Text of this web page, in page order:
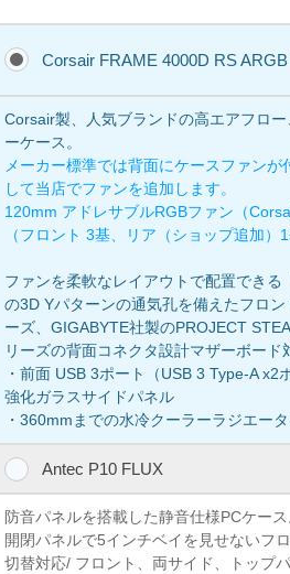
Corsair FRAME 4000D RS
Corsair製、人気ブランドの高エアフロ
ーケース。
メーカー標準では背面にケースファン
して当店でファンを追加します。
120mm アドレサブルRGBファン（
（フロント 3基、リア（ショップ追加）1
ファンを柔軟なレイアウトで配置でき
の3D Yパターンの通気孔を備えたフロ
ーズ、GIGABYTE社製のPROJECT
リーズの背面コネクタ設計マザーボード
・前面 USB 3ポート（USB 3 Type-A x2
強化ガラスサイドパネル
・360mmまでの水冷クーラーラジエー
Antec P10 FLUX
防音パネルを搭載した静音仕様PCケース
開閉パネルで5インチベイを見せないフ
切替対応/ フロント、両サイド、トップ